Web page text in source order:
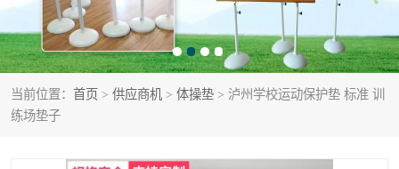
当前位置： 首页 > 供应商机 > 体操垫 > 泸州学校运动保护垫 标准 训
练场垫子
400米障碍器材 体操垫
300米障碍器材 攀爬架
塑胶跑道 400米障碍器材1